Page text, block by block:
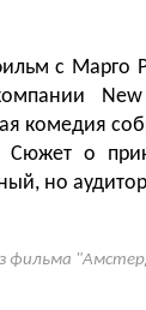
с Марго
комедия
Сюжет о
но
фильма